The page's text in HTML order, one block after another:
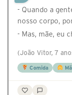
- Quando a
nosso corpo,
- Mas, mãe, eu
(João Vitor, 7
Comida